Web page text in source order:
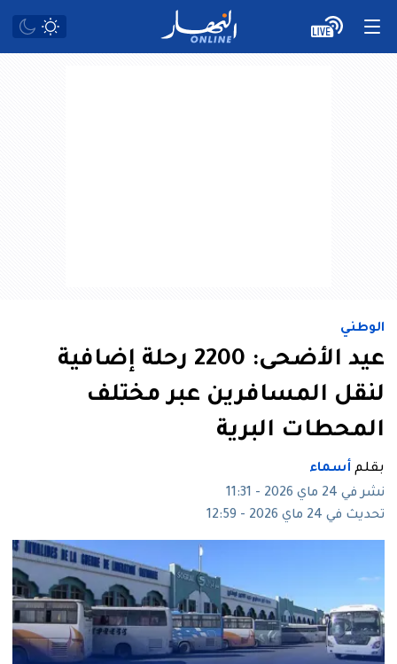
الوطني
عيد الأضحى: 2200 رحلة إضافية
لنقل المسافرين عبر مختلف
المحطات البرية
بقلم أسماء
نشر في 24 ماي 2026 - 11:31
تحديث في 24 ماي 2026 - 12:59